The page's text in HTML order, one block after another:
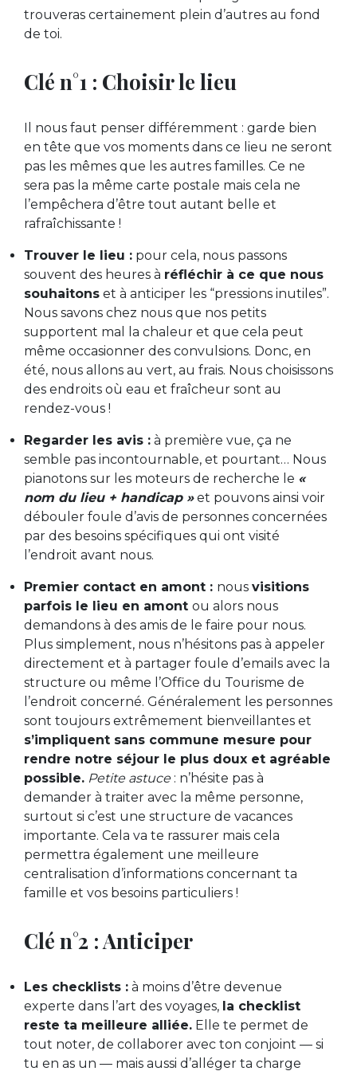
trouveras certainement plein d’autres au fond
de toi.
Clé n°1 : Choisir le lieu
Il nous faut penser différemment : garde bien
en tête que vos moments dans ce lieu ne seront
pas les mêmes que les autres familles. Ce ne
sera pas la même carte postale mais cela ne
l’empêchera d’être tout autant belle et
rafraîchissante !
Trouver le lieu : pour cela, nous passons
souvent des heures à réfléchir à ce que nous
souhaitons et à anticiper les “pressions inutiles”.
Nous savons chez nous que nos petits
supportent mal la chaleur et que cela peut
même occasionner des convulsions. Donc, en
été, nous allons au vert, au frais. Nous choisissons
des endroits où eau et fraîcheur sont au
rendez-vous !
Regarder les avis : à première vue, ça ne
semble pas incontournable, et pourtant… Nous
pianotons sur les moteurs de recherche le «
nom du lieu + handicap »et pouvons ainsi voir
débouler foule d’avis de personnes concernées
par des besoins spécifiques qui ont visité
l’endroit avant nous.
Premier contact en amont : nous visitions
parfois le lieu en amont ou alors nous
demandons à des amis de le faire pour nous.
Plus simplement, nous n’hésitons pas à appeler
directement et à partager foule d’emails avec la
structure ou même l’Office du Tourisme de
l’endroit concerné. Généralement les personnes
sont toujours extrêmement bienveillantes et
s’impliquent sans commune mesure pour
rendre notre séjour le plus doux et agréable
possible. Petite astuce: n’hésite pas à
demander à traiter avec la même personne,
surtout si c’est une structure de vacances
importante. Cela va te rassurer mais cela
permettra également une meilleure
centralisation d’informations concernant ta
famille et vos besoins particuliers !
Clé n°2 : Anticiper
Les checklists : à moins d’être devenue
experte dans l’art des voyages, la checklist
reste ta meilleure alliée. Elle te permet de
tout noter, de collaborer avec ton conjoint — si
tu en as un — mais aussi d’alléger ta charge